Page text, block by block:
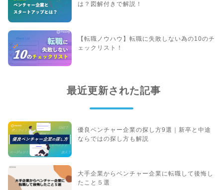
は？図解付きで解説！
【転職ノウハウ】転職に失敗しない為の10のチ
ェックリスト！
最近更新された記事
優良ベンチャー企業の探し方9選｜新卒と中途
ならではの探し方も解説
大手企業からベンチャー企業に転職して後悔し
たこと５選